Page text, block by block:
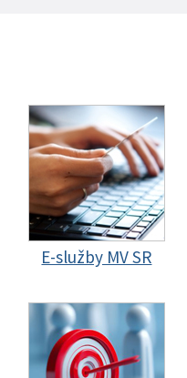
E-služby MV SR